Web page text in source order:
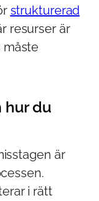
strukturerad
resurser är
måste
hur du
är
i rätt